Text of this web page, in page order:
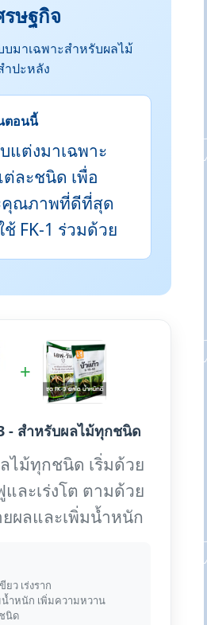
ษฐกิจ
มาเฉพาะสำหรับผลไม้
ปะหลัง
ตอนนี้
แต่งมาเฉพาะ
ละชนิด เพื่อ
คุณภาพที่ดีที่สุด
FK-1 ร่วมด้วย
+
- สำหรับผลไม้ทุกชนิด
ไม้ทุกชนิด เริ่มด้วย
และเร่งโต ตามด้วย
ยผลและเพิ่มน้ำหนัก
ยว เร่งราก
น้ำหนัก เพิ่มความหวาน
นิด